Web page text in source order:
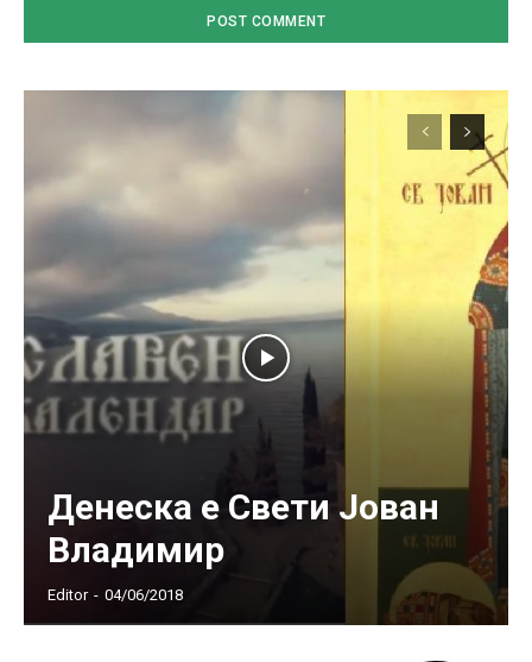
Денеска е Свети Јован
Владимир
Editor - 04/06/2018